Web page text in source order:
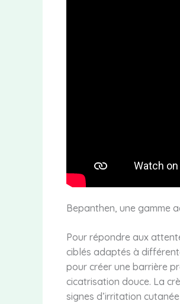
Bepanthen, une gamme
Pour répondre aux
ciblés adaptés à
pour créer une barrière
cicatrisation douce. La
signes d’irritation